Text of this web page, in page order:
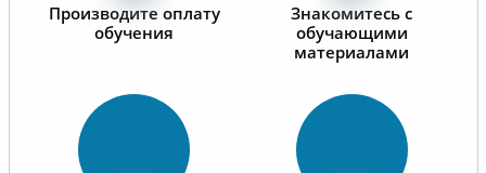
Производите оплату
обучения
Знакомитесь с
обучающими
материалами